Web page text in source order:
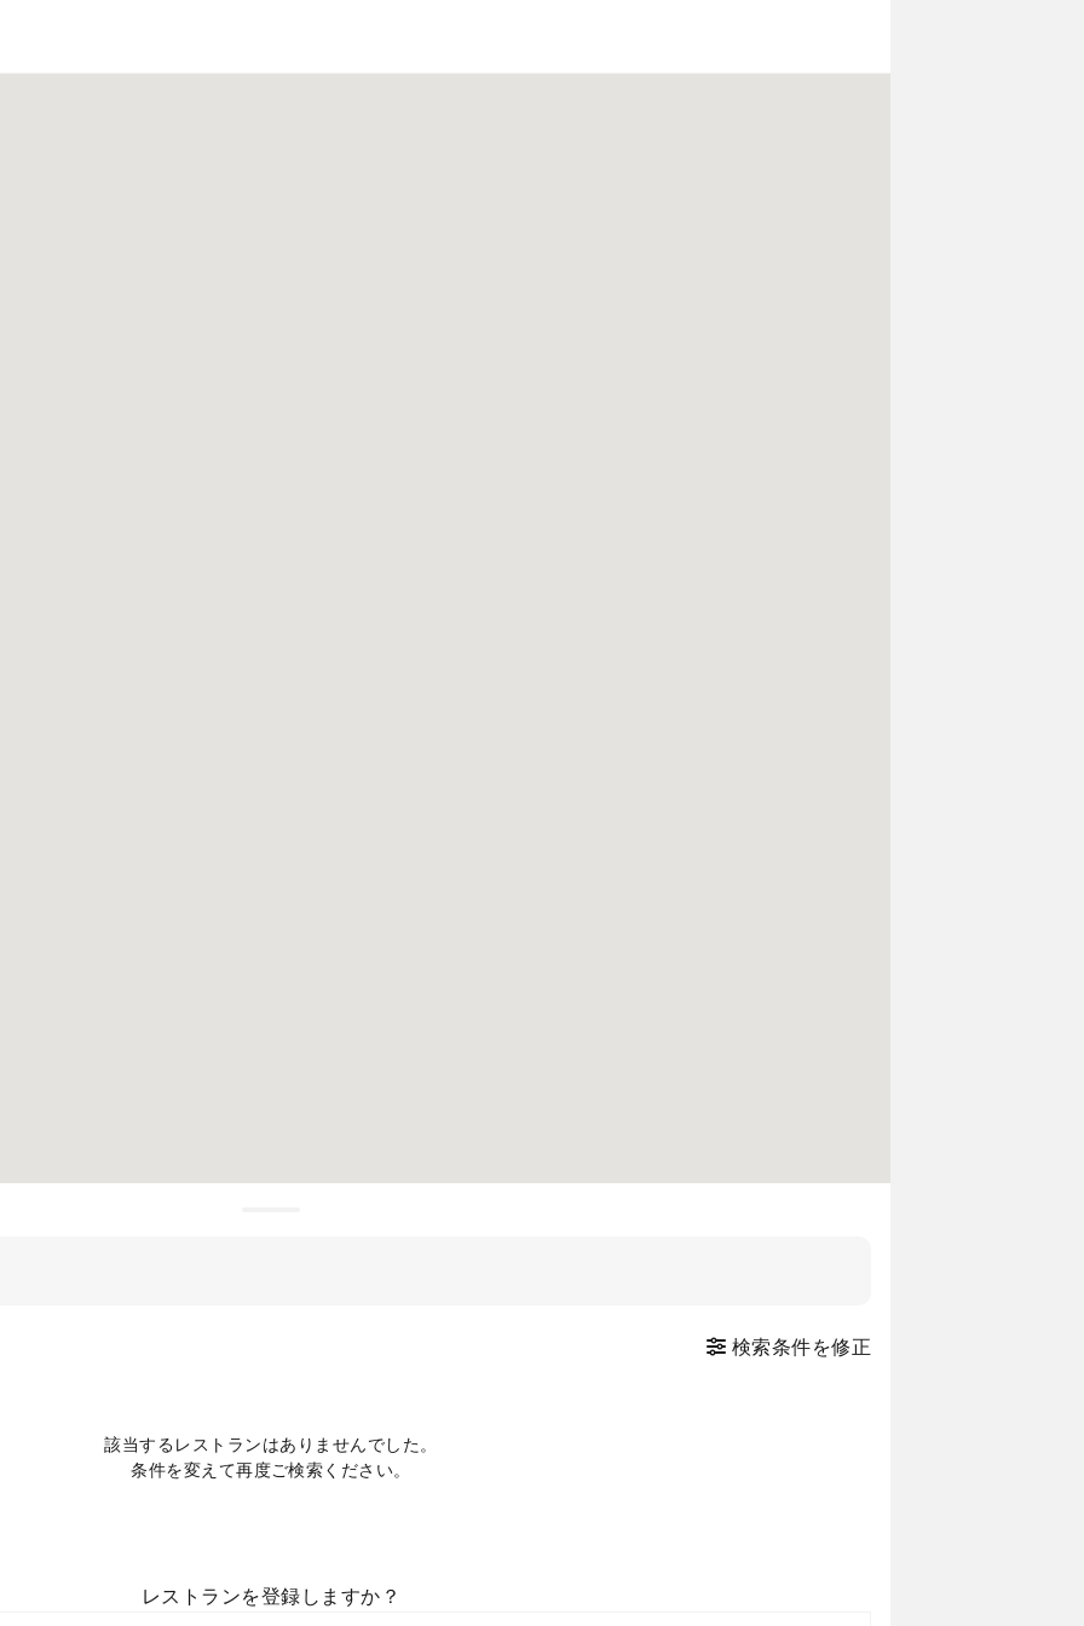
検索条件を修正
該当するレストランはありませんでした。
条件を変えて再度ご検索ください。
レストランを登録しますか？